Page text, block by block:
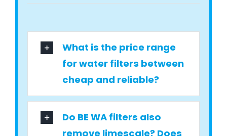
What is the price range
for water filters between
cheap and reliable?
Do BE WA filters also
remove limescale? Does